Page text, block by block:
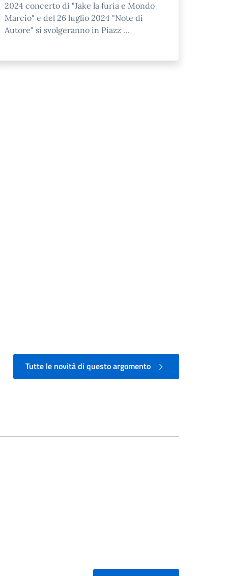
2024 concerto di "Jake la furia e Mondo
Marcio" e del 26 luglio 2024 "Note di
Autore" si svolgeranno in Piazz ...
Tutte le novità di questo argomento